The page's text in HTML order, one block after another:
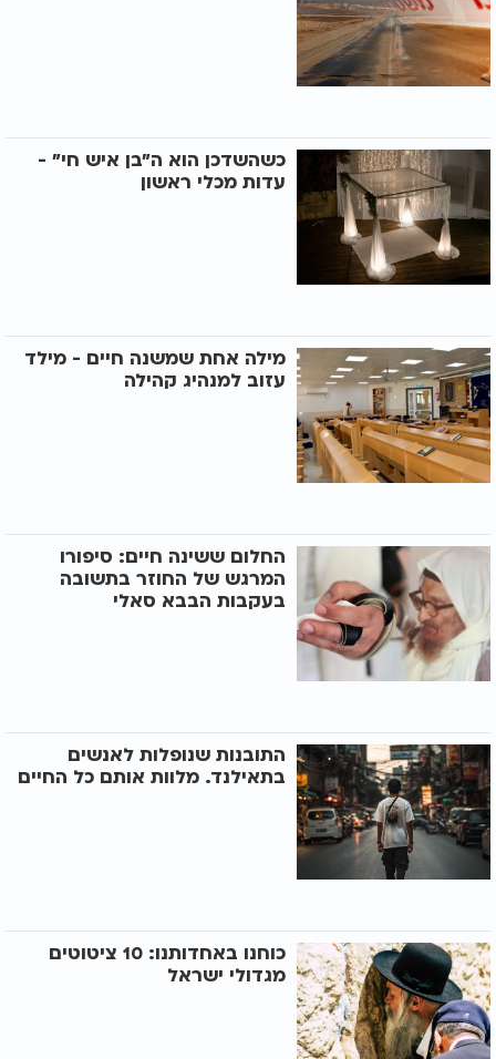
כשהשדכן הוא ה"בן איש חי" -
עדות מכלי ראשון
מילה אחת שמשנה חיים - מילד
עזוב למנהיג קהילה
החלום ששינה חיים: סיפורו
המרגש של החוזר בתשובה
בעקבות הבבא סאלי
התובנות שנופלות לאנשים
בתאילנד. מלוות אותם כל החיים
כוחנו באחדותנו: 10 ציטוטים
מגדולי ישראל